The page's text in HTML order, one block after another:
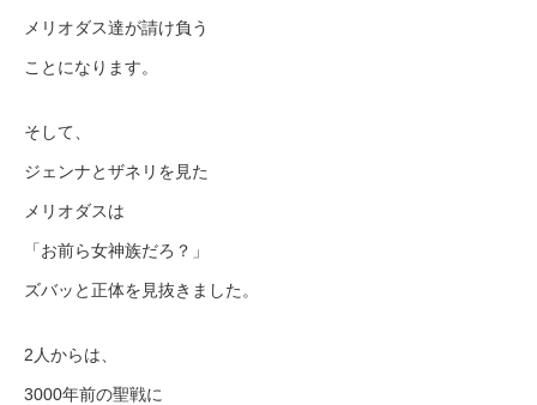
メリオダス達が請け負う
ことになります。
そして、
ジェンナとザネリを見た
メリオダスは
「お前ら女神族だろ？」
ズバッと正体を見抜きました。
2人からは、
3000年前の聖戦に